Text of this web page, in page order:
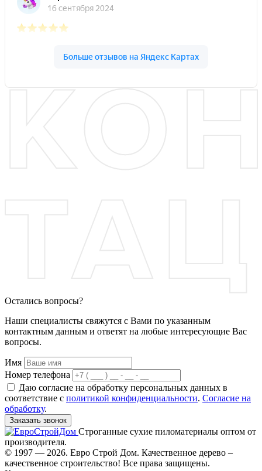
Остались вопросы?
Наши специалисты свяжутся с Вами по указанным
контактным данным и ответят на любые интересующие Вас
вопросы.
Имя
Номер телефона
Даю согласие на обработку персональных данных в
соответствие с политикой конфиденциальности. Согласие на
обработку.
Заказать звонок
Строганные сухие пиломатериалы оптом от
производителя.
© 1997 — 2026. Евро Строй Дом. Качественное дерево –
качественное строительство! Все права защищены.